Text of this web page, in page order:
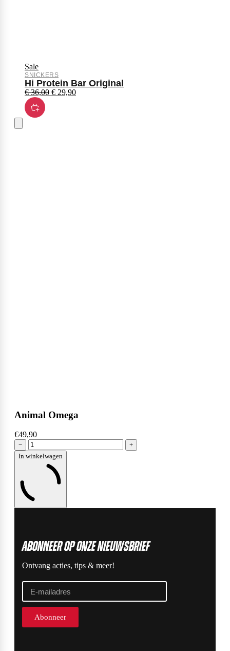
Sale
SNICKERS
Hi Protein Bar Original
€36,00 € 29,90
Animal Omega
€49,90
−
+
In winkelwagen
ABonneer op onze nieuwsbrief
Ontvang acties, tips & meer!
Abonneer